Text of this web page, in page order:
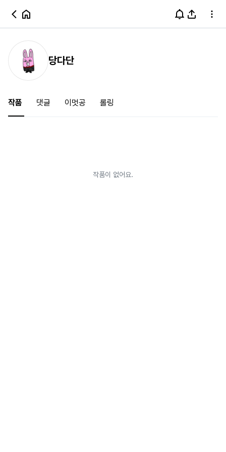
당다단
작품 댓글 이멋공 롤링
작품이 없어요.